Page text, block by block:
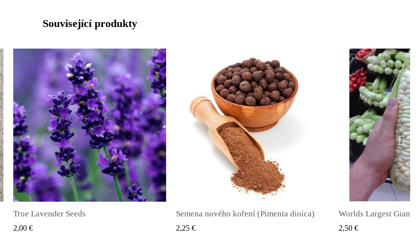
Související produkty
RYCHLÝ NÁHLED
Semena nového koření (Pimenta dioica)
2,25 €
RYCHLÝ NÁHLED
2,50 €
RYCHLÝ
2,40 €